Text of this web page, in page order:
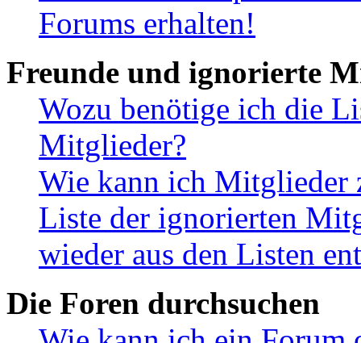
Forums erhalten!
Freunde und ignorierte
Wozu benötige ich die
Mitglieder?
Wie kann ich Mitglieder
Liste der ignorierten
wieder aus den Listen
Die Foren durchsuchen